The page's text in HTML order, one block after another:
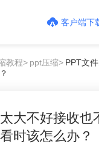
客户端下
教程> ppt压缩> PPT文
大不好接收也
看时该怎么办？